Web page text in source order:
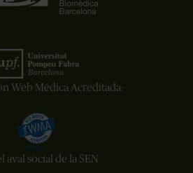
Web Médica Acreditada:
aval social de la SEN